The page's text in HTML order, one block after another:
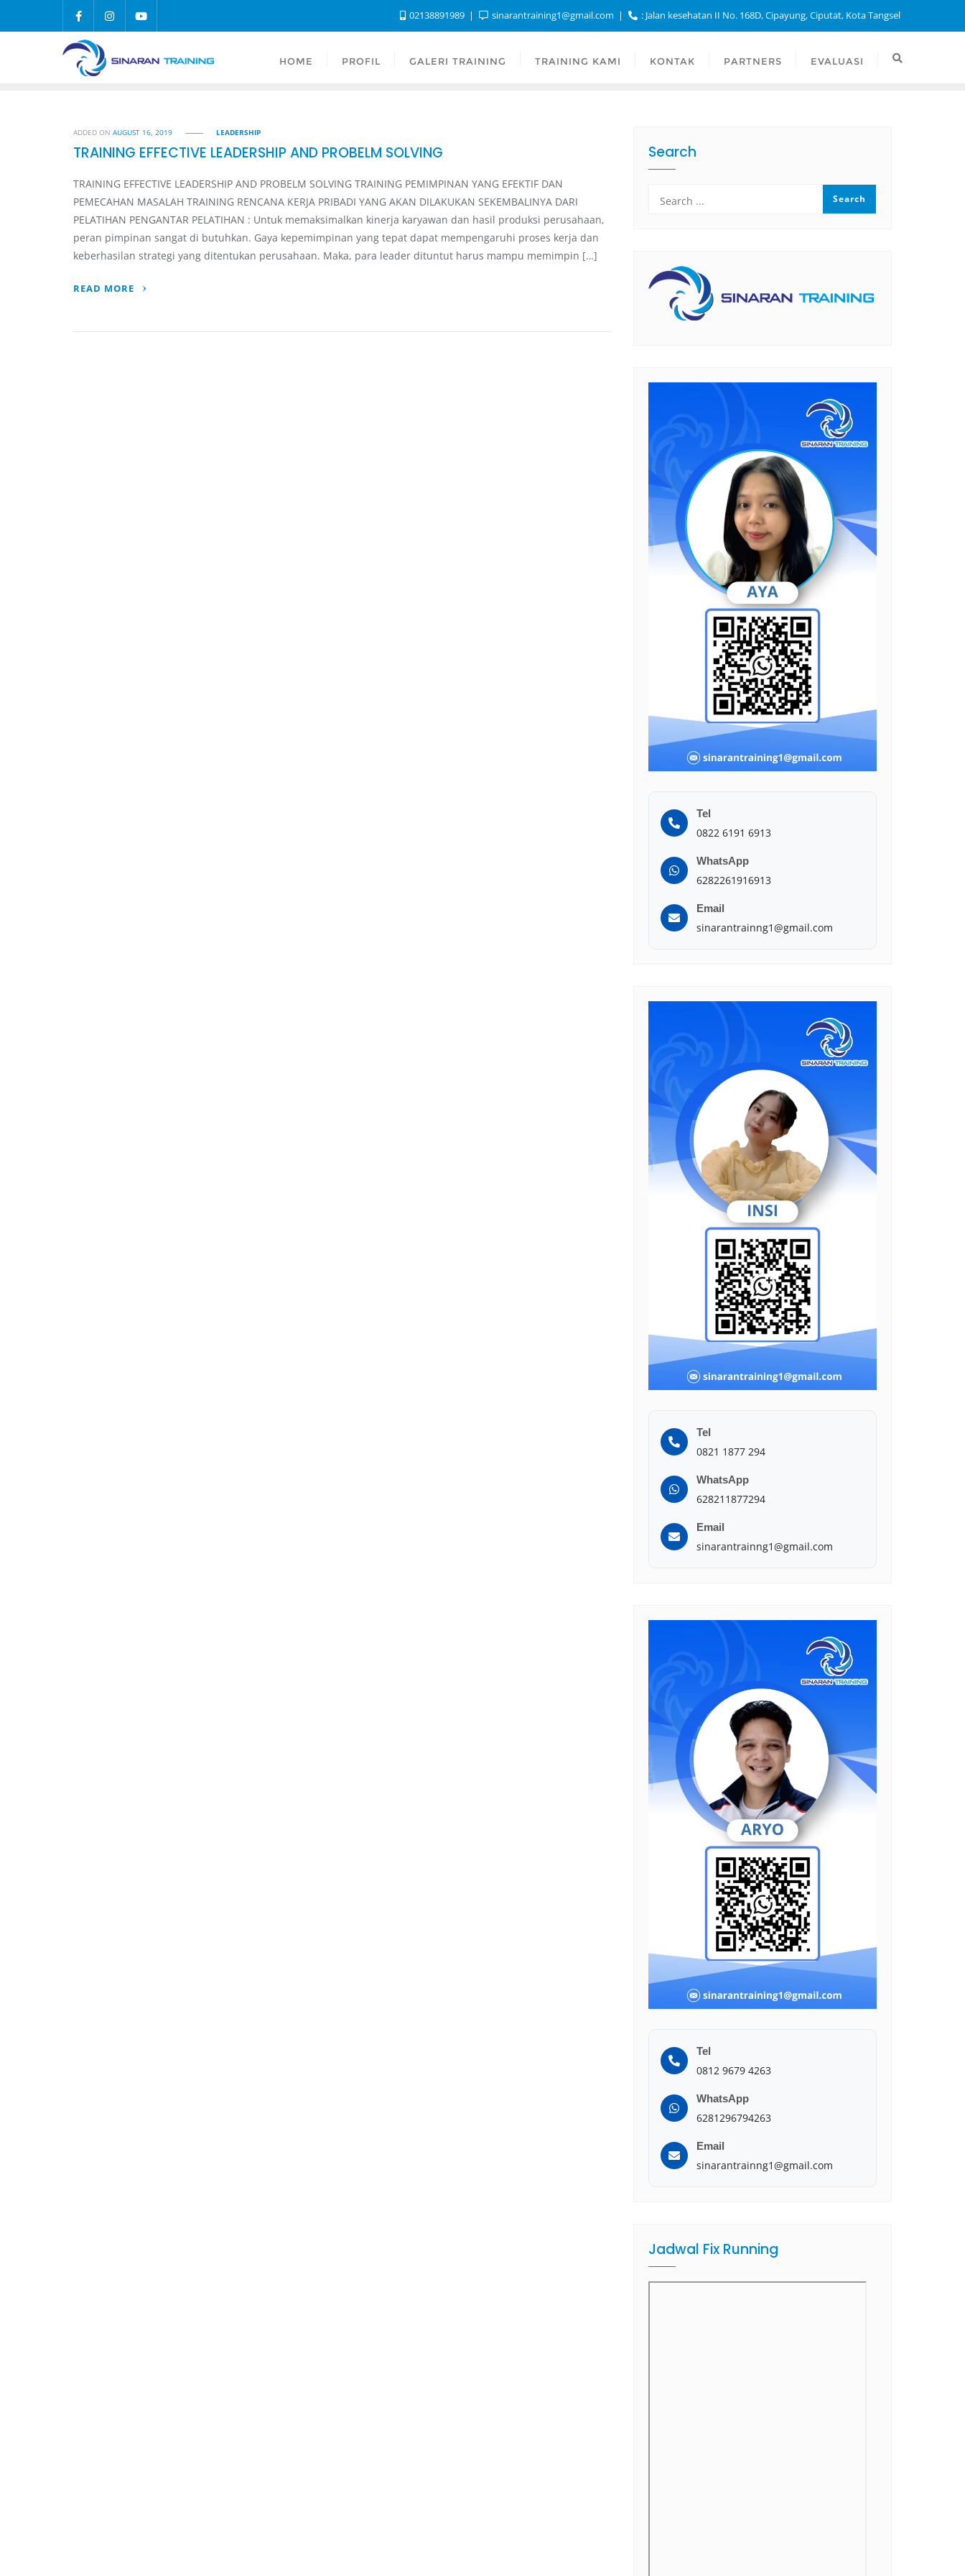
02138891989 sinarantraining1@gmail.com : Jalan kesehatan II No. 168D, Cipayung, Ciputat, Kota Tangsel
HOME PROFIL GALERI TRAINING TRAINING KAMI KONTAK PARTNERS EVALUASI
ADDED ONAUGUST 16, 2019 LEADERSHIP
TRAINING EFFECTIVE LEADERSHIP AND PROBELM SOLVING
TRAINING EFFECTIVE LEADERSHIP AND PROBELM SOLVING TRAINING PEMIMPINAN YANG EFEKTIF DAN
PEMECAHAN MASALAH TRAINING RENCANA KERJA PRIBADI YANG AKAN DILAKUKAN SEKEMBALINYA DARI
PELATIHAN PENGANTAR PELATIHAN : Untuk memaksimalkan kinerja karyawan dan hasil produksi perusahaan,
peran pimpinan sangat di butuhkan. Gaya kepemimpinan yang tepat dapat mempengaruhi proses kerja dan
keberhasilan strategi yang ditentukan perusahaan. Maka, para leader dituntut harus mampu memimpin […]
READ MORE
Search
Tel
0822 6191 6913
WhatsApp
6282261916913
Email
sinarantrainng1@gmail.com
Tel
0821 1877 294
WhatsApp
628211877294
Email
sinarantrainng1@gmail.com
Tel
0812 9679 4263
WhatsApp
6281296794263
Email
sinarantrainng1@gmail.com
Jadwal Fix Running